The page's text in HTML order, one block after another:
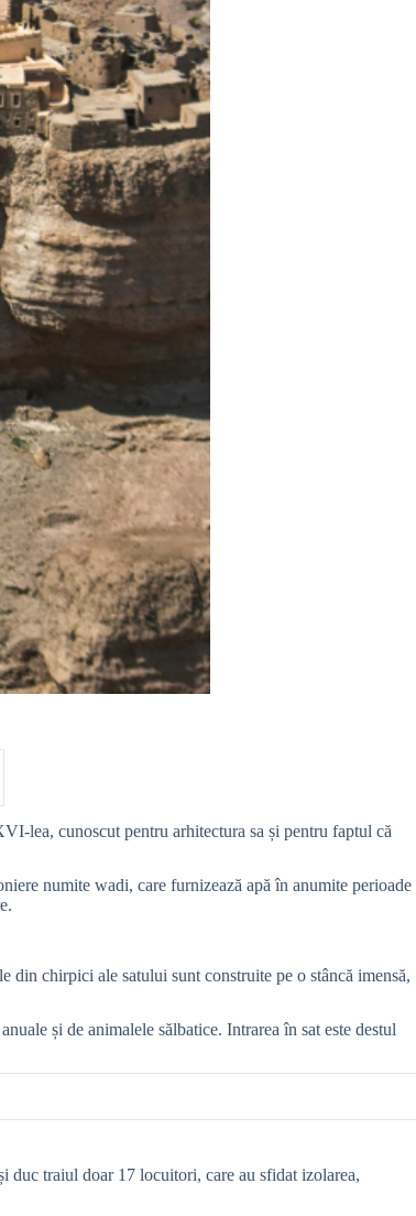
lea, cunoscut pentru arhitectura sa și pentru faptul că
numite wadi, care furnizează apă în anumite perioade
chirpici ale satului sunt construite pe o stâncă imensă,
și de animalele sălbatice. Intrarea în sat este destul
duc traiul doar 17 locuitori, care au sfidat izolarea,